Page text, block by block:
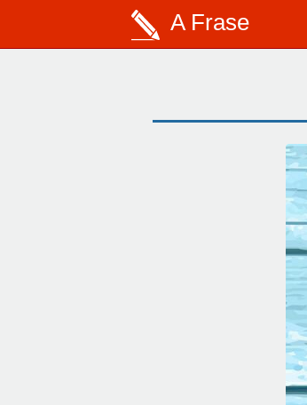
A Frase